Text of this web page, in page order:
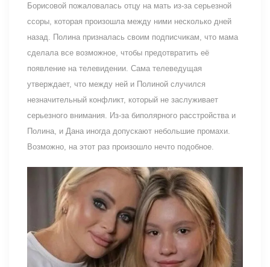
Борисовой пожаловалась отцу на мать из-за серьезной
ссоры, которая произошла между ними несколько дней
назад. Полина призналась своим подписчикам, что мама
сделала все возможное, чтобы предотвратить её
появление на телевидении. Сама телеведущая
утверждает, что между ней и Полиной случился
незначительный конфликт, который не заслуживает
серьезного внимания. Из-за биполярного расстройства и
Полина, и Дана иногда допускают небольшие промахи.
Возможно, на этот раз произошло нечто подобное.